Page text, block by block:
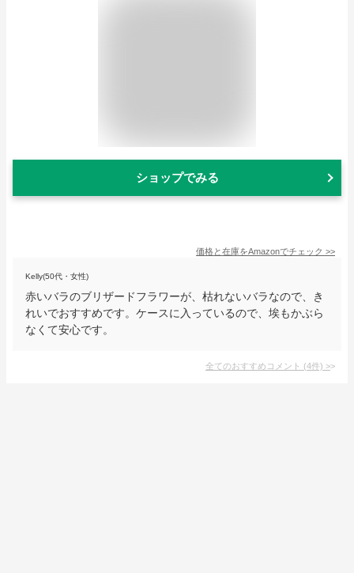
ショップでみる
価格と在庫をAmazonでチェック >>
Kelly(50代・女性)
赤いバラのブリザードフラワーが、枯れないバラなので、き
れいでおすすめです。ケースに入っているので、埃もかぶら
なくて安心です。
全てのおすすめコメント (4件) >